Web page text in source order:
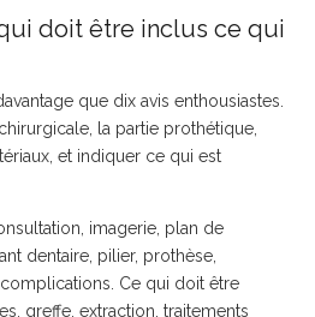
doit être inclus ce qui
que dix avis enthousiastes.
la partie prothétique,
et indiquer ce qui est
imagerie, plan de
dentaire, pilier, prothèse,
Ce qui doit être
greffe, extraction, traitements